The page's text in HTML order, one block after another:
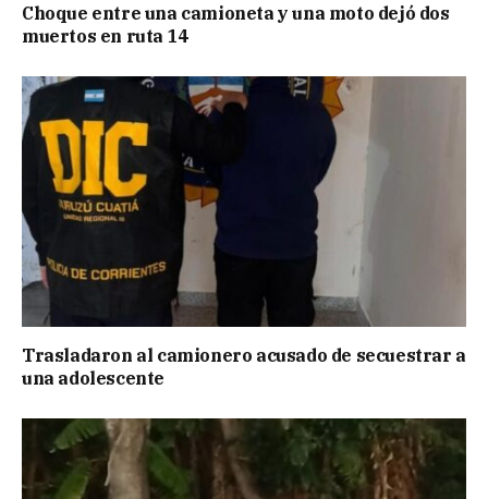
Choque entre una camioneta y una moto dejó dos
muertos en ruta 14
Trasladaron al camionero acusado de secuestrar a
una adolescente